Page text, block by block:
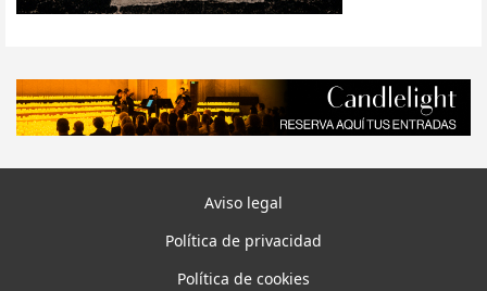
Aviso legal
Política de privacidad
Política de cookies